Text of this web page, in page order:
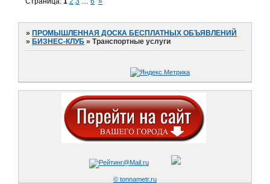
» ПРОМЫШЛЕННАЯ ДОСКА БЕСПЛАТНЫХ ОБЪЯВЛЕНИЙ
» БИЗНЕС-КЛУБ »Транспортные услуги
© tonnametr.ru